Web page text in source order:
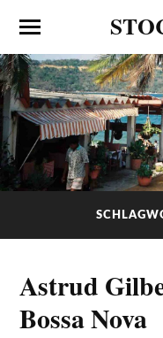
Astrud
Bossa Nova